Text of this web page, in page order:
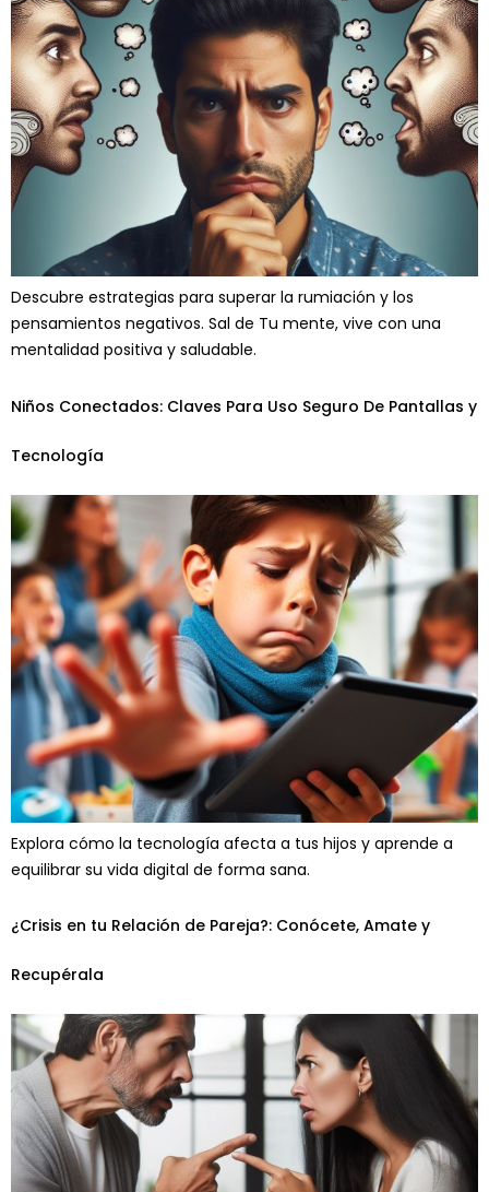
Descubre estrategias para superar la rumiación y los
pensamientos negativos. Sal de Tu mente, vive con una
mentalidad positiva y saludable.
Niños Conectados: Claves Para Uso Seguro De Pantallas y
Tecnología
Explora cómo la tecnología afecta a tus hijos y aprende a
equilibrar su vida digital de forma sana.
¿Crisis en tu Relación de Pareja?: Conócete, Amate y
Recupérala